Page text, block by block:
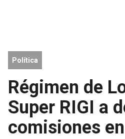
Política
Régimen de
Super RIGI a
comisiones